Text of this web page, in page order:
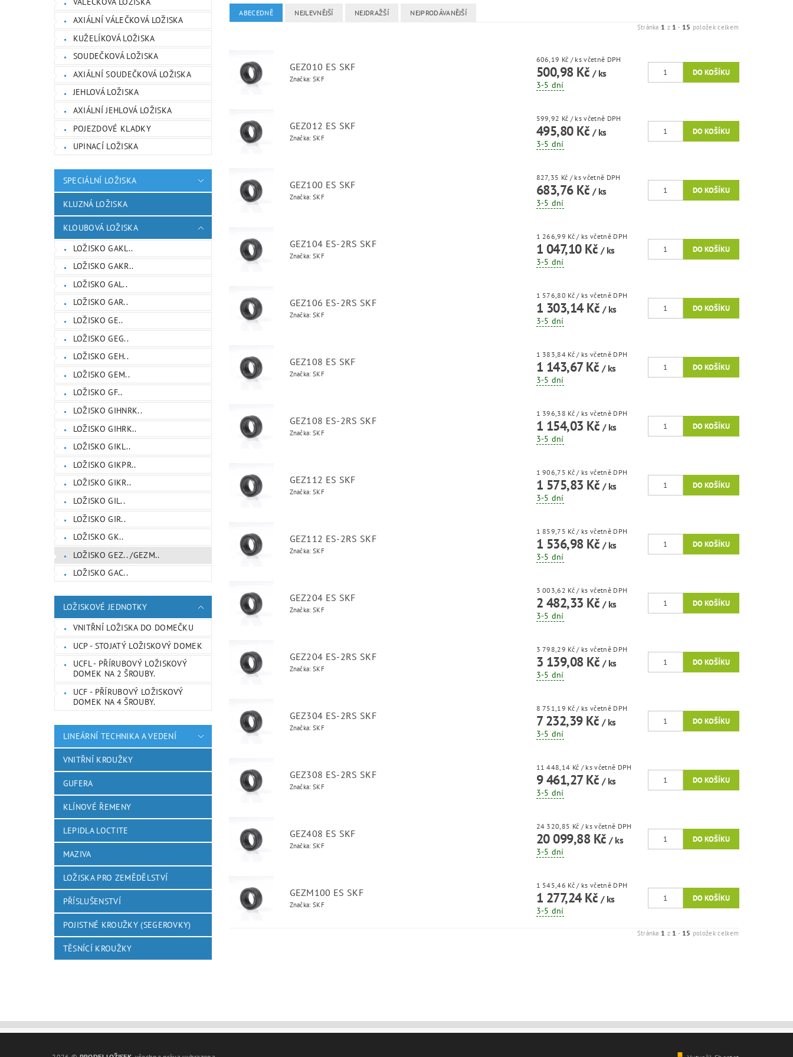
AXIÁLNÍ VÁLEČKOVÁ LOŽISKA
KUŽELÍKOVÁ LOŽISKA
SOUDEČKOVÁ LOŽISKA
AXIÁLNÍ SOUDEČKOVÁ LOŽISKA
JEHLOVÁ LOŽISKA
AXIÁLNÍ JEHLOVÁ LOŽISKA
POJEZDOVÉ KLADKY
UPINACÍ LOŽISKA
SPECIÁLNÍ LOŽISKA
KLUZNÁ LOŽISKA
KLOUBOVÁ LOŽISKA
LOŽISKO GAKL..
LOŽISKO GAKR..
LOŽISKO GAL..
LOŽISKO GAR..
LOŽISKO GE..
LOŽISKO GEG..
LOŽISKO GEH..
LOŽISKO GEM..
LOŽISKO GF..
LOŽISKO GIHNRK..
LOŽISKO GIHRK..
LOŽISKO GIKL..
LOŽISKO GIKPR..
LOŽISKO GIKR..
LOŽISKO GIL..
LOŽISKO GIR..
LOŽISKO GK..
LOŽISKO GEZ.. /GEZM..
LOŽISKO GAC..
LOŽISKOVÉ JEDNOTKY
VNITŘNÍ LOŽISKA DO DOMEČKU
UCP - STOJATÝ LOŽISKOVÝ DOMEK
UCFL - PŘÍRUBOVÝ LOŽISKOVÝ
DOMEK NA 2 ŠROUBY.
UCF - PŘÍRUBOVÝ LOŽISKOVÝ
DOMEK NA 4 ŠROUBY.
LINEÁRNÍ TECHNIKA A VEDENÍ
VNITŘNÍ KROUŽKY
GUFERA
KLÍNOVÉ ŘEMENY
LEPIDLA LOCTITE
MAZIVA
LOŽISKA PRO ZEMĚDĚLSTVÍ
PŘÍSLUŠENSTVÍ
POJISTNÉ KROUŽKY (SEGEROVKY)
TĚSNÍCÍ KROUŽKY
ABECEDNĚ NEJLEVNĚJŠÍ NEJDRAŽŠÍ NEJPRODÁVANĚJŠÍ
Stránka 1 z 1 - 15 položek celkem
GEZ010 ES SKF
Značka: SKF
606,19 Kč / ks včetně DPH
500,98 Kč / ks
3-5 dní
GEZ012 ES SKF
Značka: SKF
599,92 Kč / ks včetně DPH
495,80 Kč / ks
3-5 dní
GEZ100 ES SKF
Značka: SKF
827,35 Kč / ks včetně DPH
683,76 Kč / ks
3-5 dní
GEZ104 ES-2RS SKF
Značka: SKF
1 266,99 Kč/ ks včetně DPH
1 047,10 Kč / ks
3-5 dní
GEZ106 ES-2RS SKF
Značka: SKF
1 576,80 Kč/ ks včetně DPH
1 303,14 Kč / ks
3-5 dní
GEZ108 ES SKF
Značka: SKF
1 383,84 Kč/ ks včetně DPH
1 143,67 Kč / ks
3-5 dní
GEZ108 ES-2RS SKF
Značka: SKF
1 396,38 Kč/ ks včetně DPH
1 154,03 Kč / ks
3-5 dní
GEZ112 ES SKF
Značka: SKF
1 906,75 Kč/ ks včetně DPH
1 575,83 Kč / ks
3-5 dní
GEZ112 ES-2RS SKF
Značka: SKF
1 859,75 Kč/ ks včetně DPH
1 536,98 Kč / ks
3-5 dní
GEZ204 ES SKF
Značka: SKF
3 003,62 Kč/ ks včetně DPH
2 482,33 Kč / ks
3-5 dní
GEZ204 ES-2RS SKF
Značka: SKF
3 798,29 Kč/ ks včetně DPH
3 139,08 Kč / ks
3-5 dní
GEZ304 ES-2RS SKF
Značka: SKF
8 751,19 Kč/ ks včetně DPH
7 232,39 Kč / ks
3-5 dní
GEZ308 ES-2RS SKF
Značka: SKF
11 448,14 Kč / ksvčetně DPH
9 461,27 Kč / ks
3-5 dní
GEZ408 ES SKF
Značka: SKF
24 320,85 Kč / ksvčetně DPH
20 099,88 Kč/ ks
3-5 dní
GEZM100 ES SKF
Značka: SKF
1 545,46 Kč/ ks včetně DPH
1 277,24 Kč / ks
3-5 dní
Stránka 1 z 1 - 15 položek celkem